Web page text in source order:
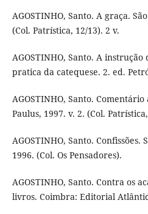
AGOSTINHO, Santo. A graça.
(Col. Patrística, 12/13). 2 v.
AGOSTINHO, Santo. A
pratica da catequese. 2. ed.
AGOSTINHO, Santo. Comentário
Paulus, 1997. v. 2. (Col.
AGOSTINHO, Santo. Confissões.
1996. (Col. Os Pensadores).
AGOSTINHO, Santo. Contra os
livros. Coimbra: Editorial